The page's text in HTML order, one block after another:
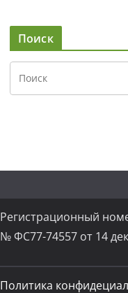
Поиск
Регистрационный
№ ФС77-74557 от 14
Политика